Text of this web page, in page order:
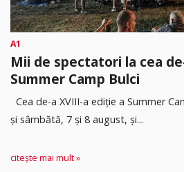
A1
Mii de spectatori la cea
Summer Camp Bulci
Cea de-a XVIII-a ediție a Summer
și sâmbătă, 7 și 8 august, și...
citește mai mult »